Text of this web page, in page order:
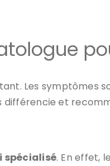
Les symptômes
différencie et
spécialisé. En effet,